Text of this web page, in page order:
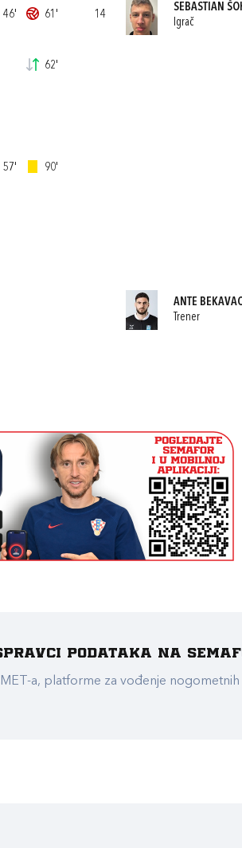
46' 61'
62'
57' 90'
14
SEBASTIAN
Igrač
ANTE
Trener
podataka na
a, platforme za vođenje